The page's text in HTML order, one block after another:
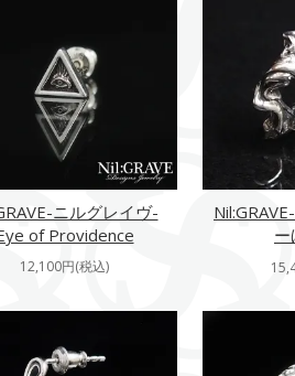
ニルグレイヴ-
of Providence
12,100円(税込)
ー